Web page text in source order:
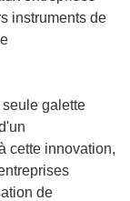
instruments de
galette
cette innovation,
de